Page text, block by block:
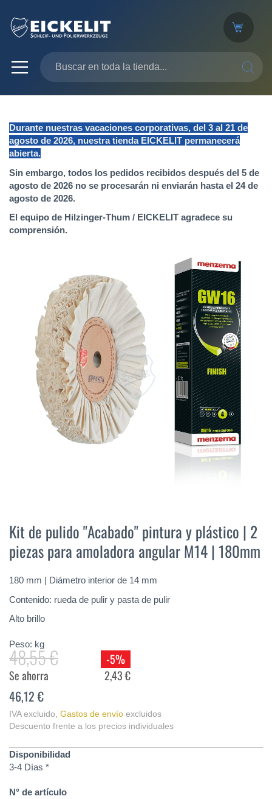
Durante nuestras vacaciones corporativas, del 3 al 21 de
agosto de 2026, nuestra tienda EICKELIT permanecerá
abierta.
Sin embargo, todos los pedidos recibidos después del 5 de
agosto de 2026 no se procesarán ni enviarán hasta el 24 de
agosto de 2026.
El equipo de Hilzinger-Thum / EICKELIT agradece su
comprensión.
imágenes
comienzo
de
la
de
imágenes
Kit de pulido "Acabado" pintura y plástico | 2
piezas para amoladora angular M14 | 180mm
180 mm | Diámetro interior de 14 mm
Contenido: rueda de pulir y pasta de pulir
Alto brillo
Peso: kg
48,55 €
-5%
Se ahorra
2,43 €
46,12 €
IVA excluido, Gastos de envío excluidos
Descuento frente a los precios individuales
Disponibilidad
3-4 Días *
N° de artículo